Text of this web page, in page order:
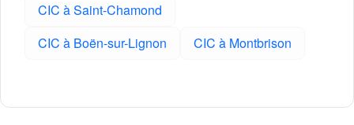
CIC à Saint-Chamond
CIC à Boën-sur-Lignon
CIC à Montbrison